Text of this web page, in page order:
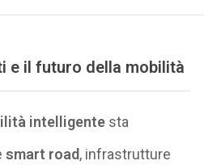
e il futuro della mobilità
intelligente sta
smart road, infrastrutture